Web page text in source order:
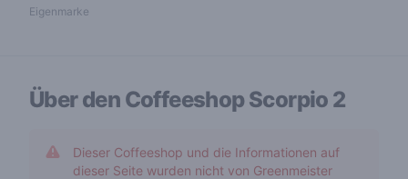
Eigenmarke
Über den CoffeeshopScorpio 2
Dieser Coffeeshop und die Informationen auf
dieser Seite wurden nicht von Greenmeister